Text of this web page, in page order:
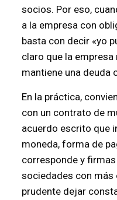
socios. Por eso,
a la empresa con
basta con decir «yo
claro que la
mantiene una deuda
En la práctica,
con un contrato de
acuerdo escrito que
moneda, forma de
corresponde y
sociedades con más
prudente dejar